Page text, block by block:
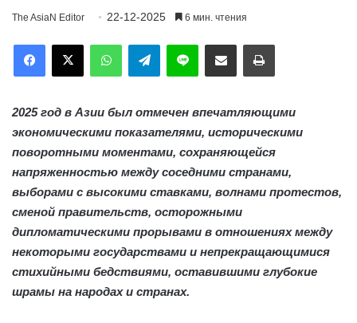
The AsiaN Editor 22-12-2025 6 мин. чтения
FacebookX WhatsAppTelegramLine Отправить по имейл Печать
2025 год в Азии был отмечен впечатляющими
экономическими показателями, историческими
поворотными моментами, сохраняющейся
напряженностью между соседними странами,
выборами с высокими ставками, волнами протестов,
сменой правительств, осторожными
дипломатическими прорывами в отношениях между
некоторыми государствами и непрекращающимися
стихийными бедствиями, оставившими глубокие
шрамы на народах и странах.